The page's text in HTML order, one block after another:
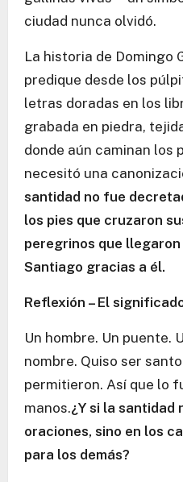
ciudad nunca olvidó.
La historia de Domingo
predique desde los
letras doradas en los
grabada en piedra,
donde aún caminan los
necesitó una
santidad no fue
los pies que cruzaron
peregrinos que llegaron
Santiago gracias a él.
Reflexión – El
Un hombre. Un puente.
nombre. Quiso ser
permitieron. Así que lo
manos.¿Y si la santidad
oraciones, sino en los
para los demás?